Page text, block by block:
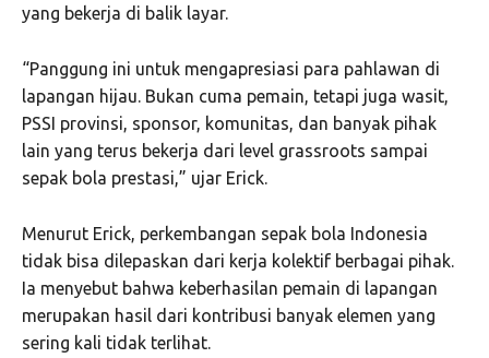
yang bekerja di balik layar.
“Panggung ini untuk mengapresiasi para pahlawan di
lapangan hijau. Bukan cuma pemain, tetapi juga wasit,
PSSI provinsi, sponsor, komunitas, dan banyak pihak
lain yang terus bekerja dari level grassroots sampai
sepak bola prestasi,” ujar Erick.
Menurut Erick, perkembangan sepak bola Indonesia
tidak bisa dilepaskan dari kerja kolektif berbagai pihak.
Ia menyebut bahwa keberhasilan pemain di lapangan
merupakan hasil dari kontribusi banyak elemen yang
sering kali tidak terlihat.